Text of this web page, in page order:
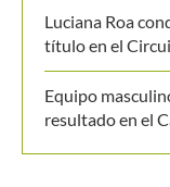
Luciana Roa
título en el
Equipo
resultado en el